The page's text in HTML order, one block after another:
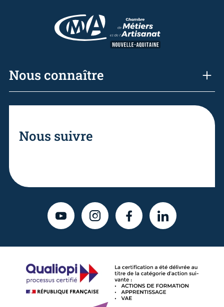
Nous connaître
Nous suivre
YOUTUBEINSTAGRAMFACEBOOKLINKEDIN